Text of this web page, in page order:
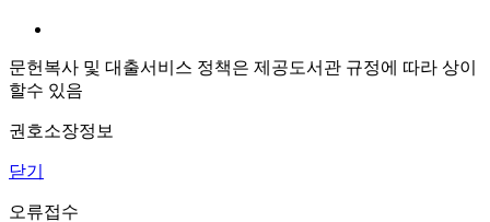
문헌복사 및 대출서비스 정책은 제공도서관 규정에 따라 상이
할수 있음
권호소장정보
닫기
오류접수